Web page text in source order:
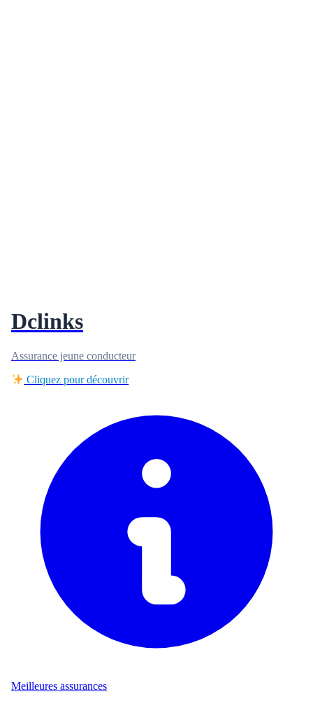
Dclinks
Assurance jeune conducteur
Cliquez pour découvrir
Meilleures assurances